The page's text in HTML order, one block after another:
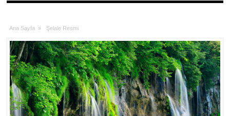
Ana Sayfa » Şelale Resmi